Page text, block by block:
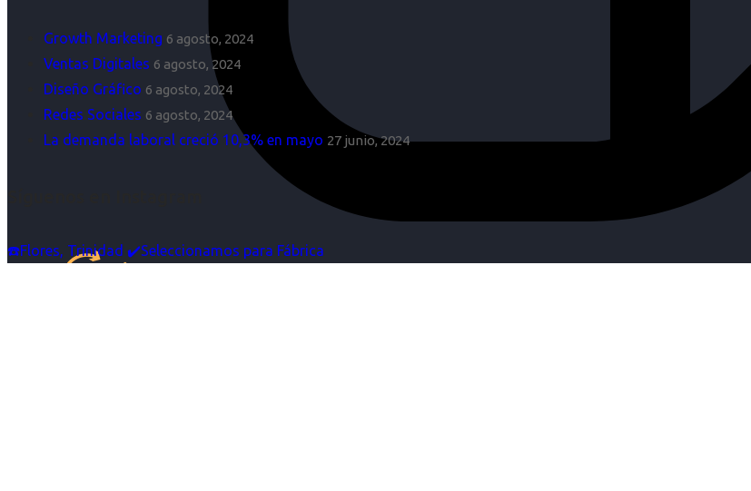
Growth Marketing 6 agosto, 2024
Ventas Digitales 6 agosto, 2024
Diseño Gráfico 6 agosto, 2024
Redes Sociales 6 agosto, 2024
La demanda laboral creció 10,3% en mayo 27 junio, 2024
☎️Flores, Trinidad ✔️Seleccionamos para Fábrica